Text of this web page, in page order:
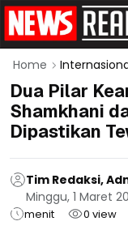
Home
Dua Pilar
Shamkhani
Dipastikan
Tim Redaksi,
Minggu, 1 Maret
menit 0 view